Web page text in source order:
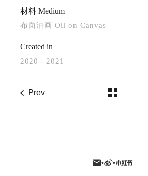
材料 Medium
布面油画 Oil on Canvas
Created in
2020 - 2021
Prev
• •